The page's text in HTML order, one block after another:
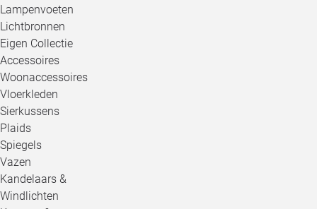
Lampenvoeten
Lichtbronnen
Eigen Collectie
Accessoires
Woonaccessoires
Vloerkleden
Sierkussens
Plaids
Spiegels
Vazen
Kandelaars &
Windlichten